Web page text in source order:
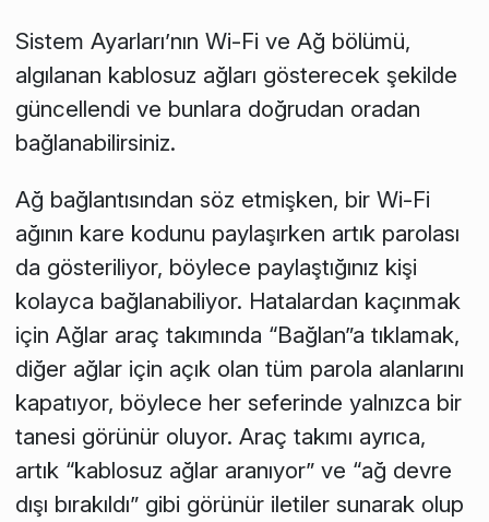
Sistem Ayarları’nın Wi-Fi ve Ağ bölümü,
algılanan kablosuz ağları gösterecek şekilde
güncellendi ve bunlara doğrudan oradan
bağlanabilirsiniz.
Ağ bağlantısından söz etmişken, bir Wi-Fi
ağının kare kodunu paylaşırken artık parolası
da gösteriliyor, böylece paylaştığınız kişi
kolayca bağlanabiliyor. Hatalardan kaçınmak
için Ağlar araç takımında “Bağlan”a tıklamak,
diğer ağlar için açık olan tüm parola alanlarını
kapatıyor, böylece her seferinde yalnızca bir
tanesi görünür oluyor. Araç takımı ayrıca,
artık “kablosuz ağlar aranıyor” ve “ağ devre
dışı bırakıldı” gibi görünür iletiler sunarak olup